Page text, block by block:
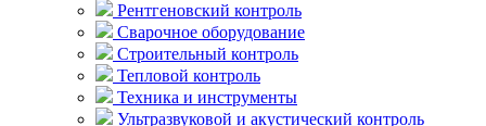
Рентгеновский контроль
Сварочное оборудование
Строительный контроль
Тепловой контроль
Техника и инструменты
Ультразвуковой и акустический контроль